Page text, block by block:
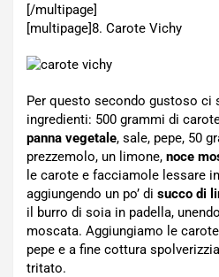
[/multipage]
[multipage]8. Carote Vichy
Per questo secondo gustoso ci
ingredienti: 500 grammi di
panna vegetale, sale, pepe, 50
prezzemolo, un limone, noce
le carote e facciamole lessare
aggiungendo un po’ di succo di
il burro di soia in padella,
moscata. Aggiungiamo le
pepe e a fine cottura
tritato.